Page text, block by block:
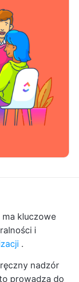
kluczowe
i
.
nadzór
prowadzą do